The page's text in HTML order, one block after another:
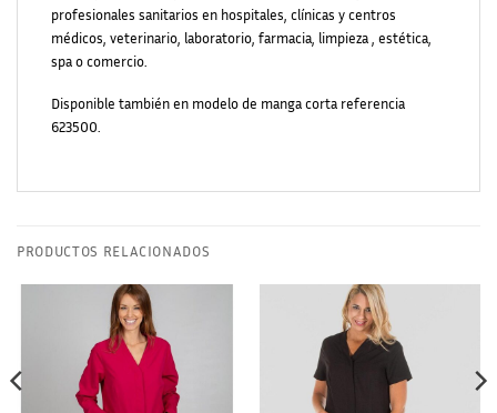
profesionales sanitarios en hospitales, clínicas y centros
médicos, veterinario, laboratorio, farmacia, limpieza , estética,
spa o comercio.
Disponible también en modelo de manga corta referencia
623500.
PRODUCTOS RELACIONADOS